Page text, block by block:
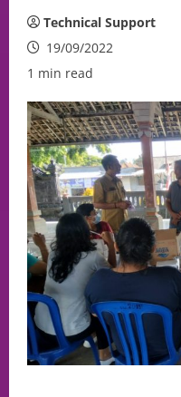
Technical Support
19/09/2022
1 min read